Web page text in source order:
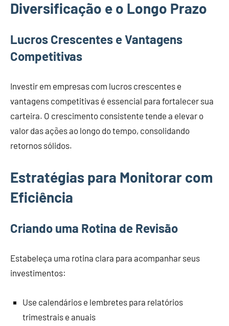
Diversificação e o Longo Prazo
Lucros Crescentes e Vantagens
Competitivas
Investir em empresas com lucros crescentes e
vantagens competitivas é essencial para fortalecer sua
carteira. O crescimento consistente tende a elevar o
valor das ações ao longo do tempo, consolidando
retornos sólidos.
Estratégias para Monitorar com
Eficiência
Criando uma Rotina de Revisão
Estabeleça uma rotina clara para acompanhar seus
investimentos:
Use calendários e lembretes para relatórios
trimestrais e anuais